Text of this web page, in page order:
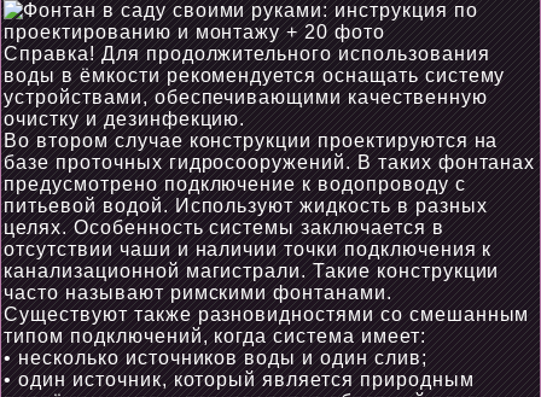
Справка! Для продолжительного использования
воды в ёмкости рекомендуется оснащать систему
устройствами, обеспечивающими качественную
очистку и дезинфекцию.
Во втором случае конструкции проектируются на
базе проточных гидросооружений. В таких фонтанах
предусмотрено подключение к водопроводу с
питьевой водой. Используют жидкость в разных
целях. Особенность системы заключается в
отсутствии чаши и наличии точки подключения к
канализационной магистрали. Такие конструкции
часто называют римскими фонтанами.
Существуют также разновидностями со смешанным
типом подключений, когда система имеет:
• несколько источников воды и один слив;
• один источник, который является природным